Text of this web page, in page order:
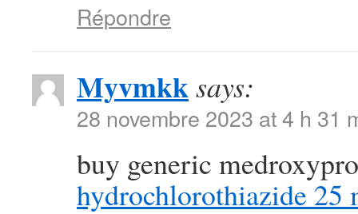
Répondre
Myvmkksays:
28 novembre 2023 at 4 h 31
buy generic
hydrochlorothiazide 25